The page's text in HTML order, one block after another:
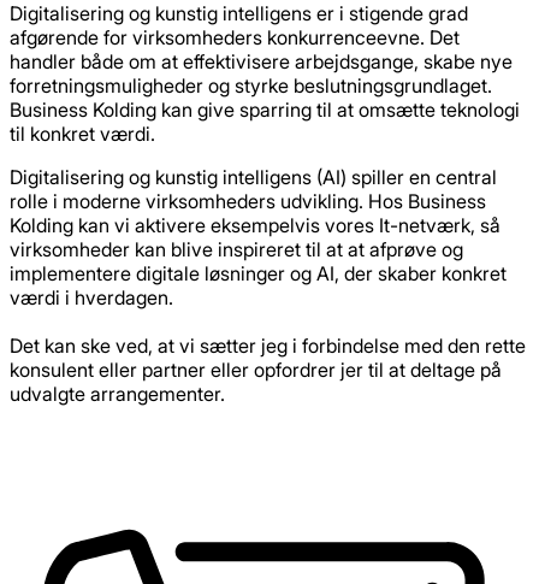
Digitalisering og kunstig intelligens er i stigende grad
afgørende for virksomheders konkurrenceevne. Det
handler både om at effektivisere arbejdsgange, skabe nye
forretningsmuligheder og styrke beslutningsgrundlaget.
Business Kolding kan give sparring til at omsætte teknologi
til konkret værdi.
Digitalisering og kunstig intelligens (AI) spiller en central
rolle i moderne virksomheders udvikling. Hos Business
Kolding kan vi aktivere eksempelvis vores It-netværk, så
virksomheder kan blive inspireret til at at afprøve og
implementere digitale løsninger og AI, der skaber konkret
værdi i hverdagen.
Det kan ske ved, at vi sætter jeg i forbindelse med den rette
konsulent eller partner eller opfordrer jer til at deltage på
udvalgte arrangementer.